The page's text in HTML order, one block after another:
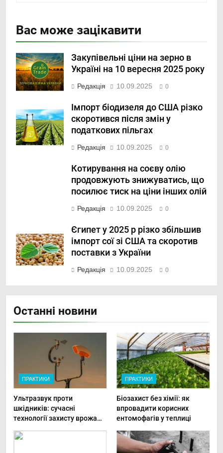
Вас може зацікавити
Закупівельні ціни на зерно в
Україні на 10 вересня 2025 року
Редакція 10.09.2025 0
Імпорт біодизеля до США різко
скоротився після змін у
податкових пільгах
Редакція 10.09.2025 0
Котирування на соєву олію
продовжують знижуватись, що
посилює тиск на ціни інших олій
Редакція 10.09.2025 0
Єгипет у 2025 р різко збільшив
імпорт сої зі США та скоротив
поставки з України
Редакція 10.09.2025 0
Останні новини
ПРАКТИКИ
Ультразвук проти
шкідників: сучасні
технології захисту врожаю
ПРАКТИКИ
Біозахист без хімії: як
впровадити корисних
ентомофагів у теплиці